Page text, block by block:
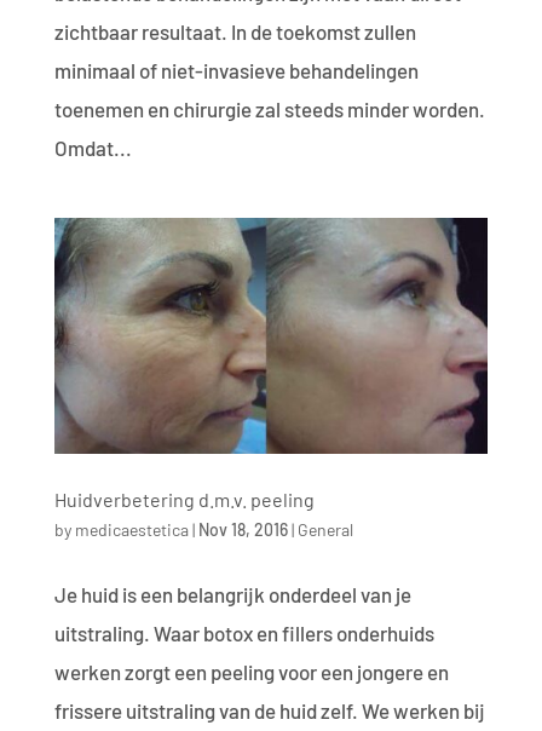
zichtbaar resultaat. In de toekomst zullen
minimaal of niet-invasieve behandelingen
toenemen en chirurgie zal steeds minder worden.
Omdat...
Huidverbetering d.m.v. peeling
by medicaestetica| Nov 18, 2016| General
Je huid is een belangrijk onderdeel van je
uitstraling. Waar botox en fillers onderhuids
werken zorgt een peeling voor een jongere en
frissere uitstraling van de huid zelf. We werken bij